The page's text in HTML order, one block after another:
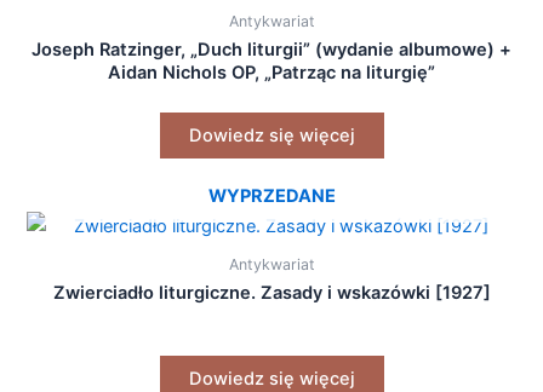
Antykwariat
Joseph Ratzinger, „Duch liturgii” (wydanie albumowe) +
Aidan Nichols OP, „Patrząc na liturgię”
Dowiedz się więcej
WYPRZEDANE
Antykwariat
Zwierciadło liturgiczne. Zasady i wskazówki [1927]
Dowiedz się więcej